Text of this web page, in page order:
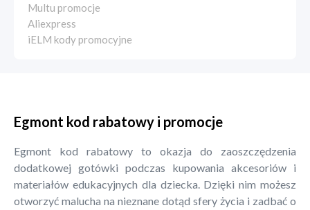
Multu promocje
Aliexpress
iELM kody promocyjne
Egmont kod rabatowy i promocje
Egmont kod rabatowy to okazja do zaoszczędzenia
dodatkowej gotówki podczas kupowania akcesoriów i
materiałów edukacyjnych dla dziecka. Dzięki nim możesz
otworzyć malucha na nieznane dotąd sfery życia i zadbać o